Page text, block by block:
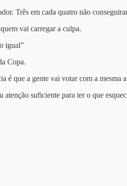
Três em cada quatro não
vai carregar a culpa.
igual”
Copa.
é que a gente vai votar com a mesma
suficiente para ter o que